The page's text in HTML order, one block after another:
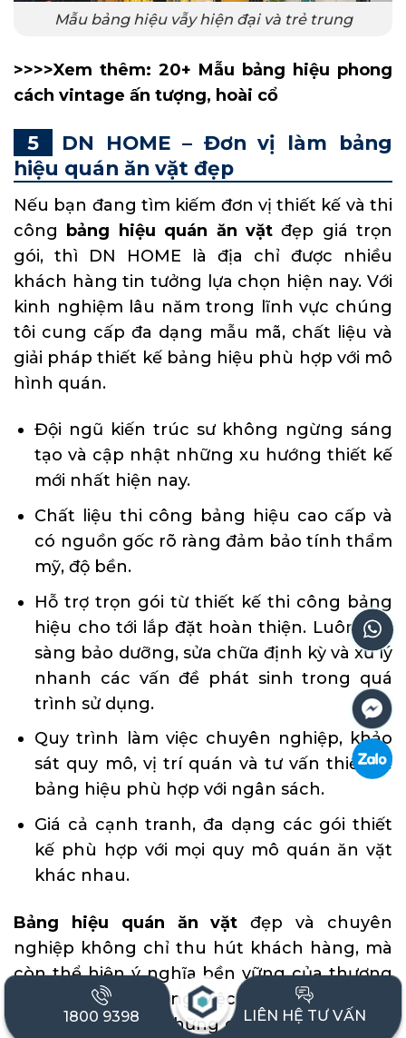
Mẫu bảng hiệu vẫy hiện đại và trẻ trung
>>>>Xem thêm: 20+ Mẫu bảng hiệu phong
cách vintage ấn tượng, hoài cổ
DN HOME – Đơn vị làm bảng
hiệu quán ăn vặt đẹp
Nếu bạn đang tìm kiếm đơn vị thiết kế và thi
công bảng hiệu quán ăn vặtđẹp giá trọn
gói, thì DN HOME là địa chỉ được nhiều
khách hàng tin tưởng lựa chọn hiện nay. Với
kinh nghiệm lâu năm trong lĩnh vực chúng
tôi cung cấp đa dạng mẫu mã, chất liệu và
giải pháp thiết kế bảng hiệu phù hợp với mô
hình quán.
Đội ngũ kiến trúc sư không ngừng sáng
tạo và cập nhật những xu hướng thiết kế
mới nhất hiện nay.
Chất liệu thi công bảng hiệu cao cấp và
có nguồn gốc rõ ràng đảm bảo tính thẩm
mỹ, độ bền.
Hỗ trợ trọn gói từ thiết kế thi công bảng
hiệu cho tới lắp đặt hoàn thiện. Luôn sẵn
sàng bảo dưỡng, sửa chữa định kỳ và xử lý
nhanh các vấn đề phát sinh trong quá
trình sử dụng.
Quy trình làm việc chuyên nghiệp, khảo
sát quy mô, vị trí quán và tư vấn thiết kế
bảng hiệu phù hợp với ngân sách.
Giá cả cạnh tranh, đa dạng các gói thiết
kế phù hợp với mọi quy mô quán ăn vặt
khác nhau.
Bảng hiệu quán ăn vặt đẹp và chuyên
nghiệp không chỉ thu hút khách hàng, mà
còn thể hiện ý nghĩa bền vững của thương
hiệu giúp cho công việc kinh doanh hiệu
quả. Hy vọng với những gợi ý ở trên sẽ giúp
1800 9398 LIÊN HỆ TƯ VẤN